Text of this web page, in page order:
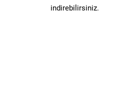
indirebilirsiniz.